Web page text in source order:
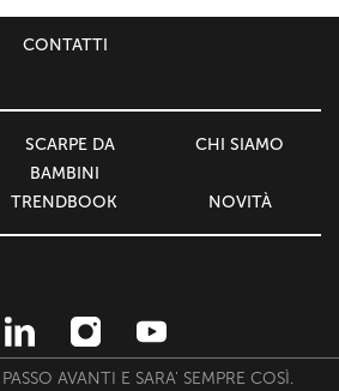
SCARPE DA
BAMBINI
CHI SIAMO
TRENDBOOK NOVITÀ
СONTATTI
AVANTI E SARA' SEMPRE COSÌ.